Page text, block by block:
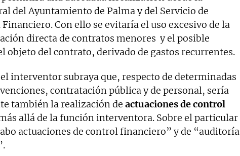
del Ayuntamiento de Palma y del Servicio de
Con ello se evitaría el uso excesivo de la
directa de contratos menores y el posible
objeto del contrato, derivado de gastos recurrentes.
interventor subraya que, respecto de determinadas
contratación pública y de personal, sería
también la realización de actuaciones de control
allá de la función interventora. Sobre el particular
actuaciones de control financiero” y de “auditoría